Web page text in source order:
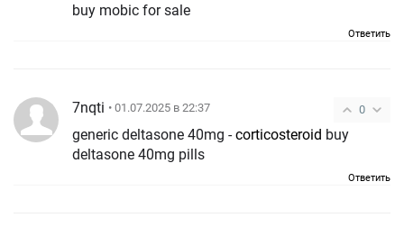
buy mobic for sale
Ответить
0
7nqti • 01.07.2025 в 22:37
generic deltasone 40mg -corticosteroid
deltasone 40mg pills
Ответить